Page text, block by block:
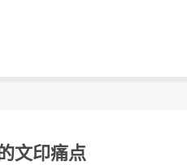
文印痛点